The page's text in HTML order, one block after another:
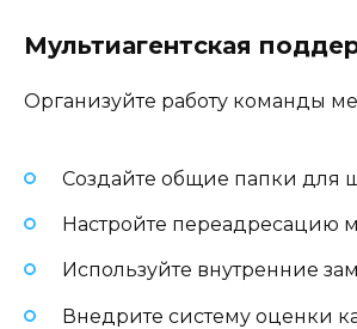
Мультиагентская
Организуйте работу команды
Создайте общие папки для
Настройте переадресацию
Используйте внутренние
Внедрите систему оценки